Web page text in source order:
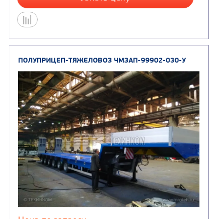
Оси, шт
Узнать цену
ПОЛУПРИЦЕП-ТЯЖЕЛОВОЗ ЧМЗАП-99064В-
01-НС1